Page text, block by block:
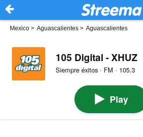
Mexico > Aguascalientes > Aguascalientes
105 Digital - XHUZ
Siempre éxitos · FM · 105.3
Play